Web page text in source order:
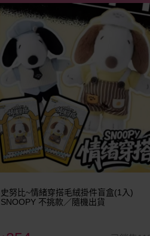
史努比~情緒穿搭毛絨掛件盲盒(1入)
SNOOPY 不挑款／隨機出貨